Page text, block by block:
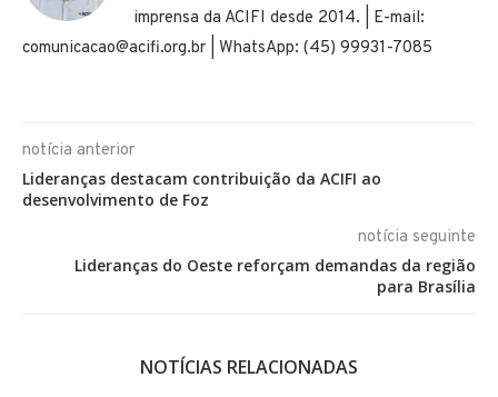
imprensa da ACIFI desde 2014. | E-mail:
comunicacao@acifi.org.br | WhatsApp: (45) 99931-7085
notícia anterior
Lideranças destacam contribuição da ACIFI ao
desenvolvimento de Foz
notícia seguinte
Lideranças do Oeste reforçam demandas da região
para Brasília
NOTÍCIAS RELACIONADAS